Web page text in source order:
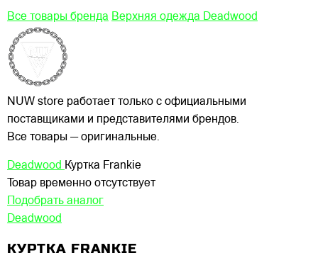
Все товары бренда Верхняя одежда Deadwood
NUW store работает только с официальными
поставщиками и представителями брендов.
Все товары — оригинальные.
Deadwood Куртка Frankie
Товар временно отсутствует
Подобрать аналог
Deadwood
КУРТКА FRANKIE